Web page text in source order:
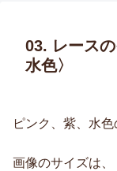
03. レース
水色〉
ピンク、紫、水
画像のサイズは、